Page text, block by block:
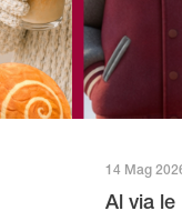
14 Mag
Al via le